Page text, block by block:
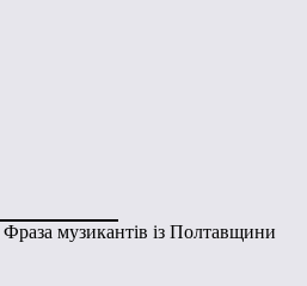
Фраза музикантів із Полтавщини